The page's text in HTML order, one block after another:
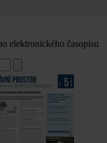
elektronického časopisu